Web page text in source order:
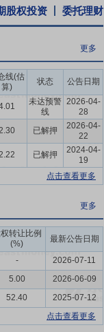
日,公司尚持有北陆药
股权投资 委托理财
更多
线(估
算)
状态 公告日期
未达预警
线
2026-04-
28
已解押
2026-04-
22
已解押
2024-04-
19
点击查看更多
更多
转让比例
(%)
最新公告日期
-
2026-07-11
5.00
2026-06-09
52.40
2025-07-12
点击查看更多